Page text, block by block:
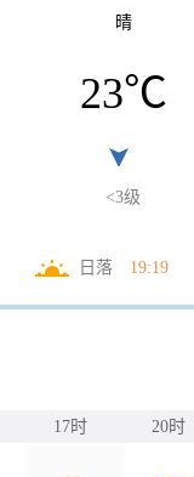
晴
23℃
<3级
日落 19:19
17时 20时